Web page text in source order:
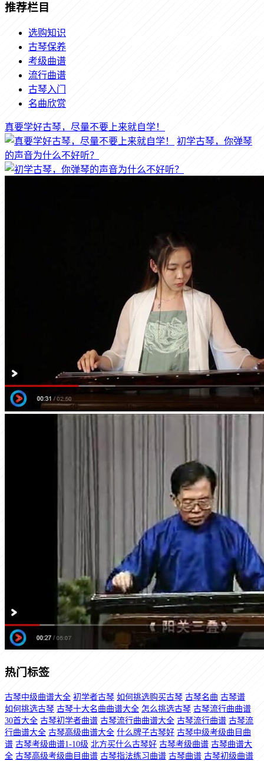
推荐栏目
选购知识
古琴保养
考级曲谱
流行曲谱
古琴入门
名曲欣赏
真要学好古琴，尽量不要上来就自学！
初学古琴，你弹琴
的声音为什么不好听？
热门标签
古琴中级曲谱大全 初学者古琴 如何挑选购买古琴 古琴名曲 古琴谱
如何挑选古琴 古琴十大名曲曲谱大全 怎么挑选古琴 古琴流行曲曲谱
30首大全 古琴初学者曲谱 古琴流行曲曲谱大全 古琴流行曲谱 古琴流
行曲谱大全 古琴高级曲谱大全 什么牌子古琴好 古琴中级考级曲目曲
谱 古琴考级曲谱1-10级 北方买什么古琴好 古琴考级曲谱 古琴曲谱大
全 古琴高级考级曲目曲谱 古琴指法练习曲谱 古琴曲谱 古琴初级曲谱